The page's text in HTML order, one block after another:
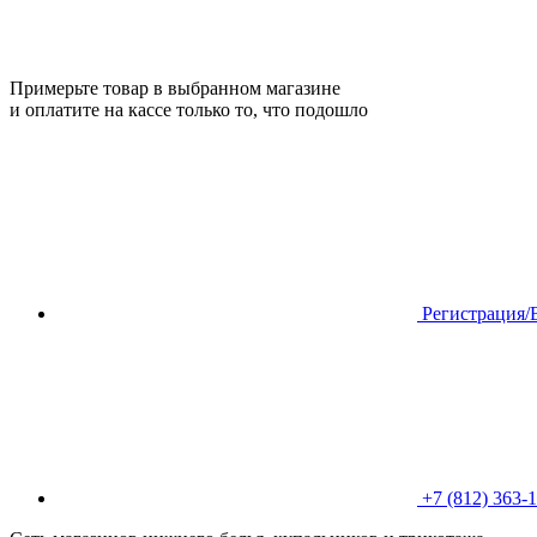
Примерьте товар в выбранном магазине
и оплатите на кассе только то, что подошло
Регистрация/
+7 (812) 363-